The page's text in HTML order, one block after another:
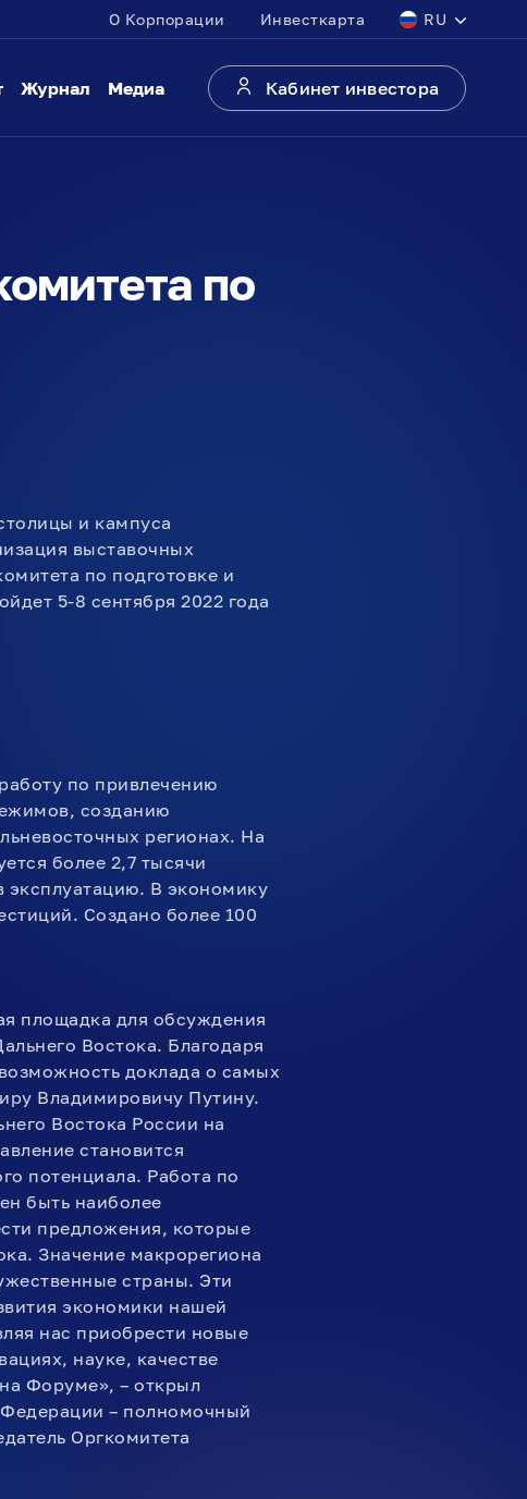
О Корпорации Инвесткарта RU
Журнал Медиа Кабинет инвестора
по
и кампуса
выставочных
по подготовке и
5-8 сентября 2022 года
по привлечению
созданию
регионах. На
более 2,7 тысячи
эксплуатацию. В экономику
Создано более 100
площадка для обсуждения
Востока. Благодаря
доклада о самых
Владимировичу Путину.
Востока России на
становится
потенциала. Работа по
быть наиболее
предложения, которые
Значение макрорегиона
страны. Эти
экономики нашей
нас приобрести новые
науке, качестве
Форуме», – открыл
Федерации – полномочный
Оргкомитета